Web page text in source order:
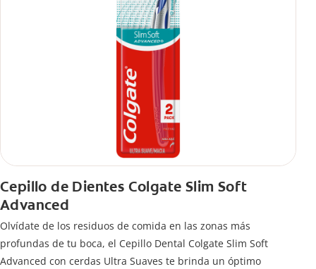
Cepillo de Dientes Colgate Slim Soft
Advanced
Olvídate de los residuos de comida en las zonas más
profundas de tu boca, el Cepillo Dental Colgate Slim Soft
Advanced con cerdas Ultra Suaves te brinda un óptimo